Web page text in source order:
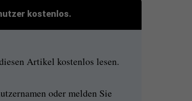
kostenlos.
Artikel kostenlos lesen.
oder melden Sie